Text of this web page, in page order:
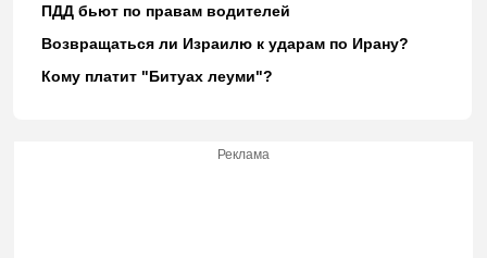
ПДД бьют по правам водителей
Возвращаться ли Израилю к ударам по Ирану?
Кому платит "Битуах леуми"?
Реклама